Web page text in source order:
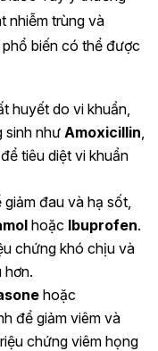
nhiễm trùng và
biến có thể được
huyết do vi khuẩn,
sinh như Amoxicillin,
để tiêu diệt vi khuẩn
giảm đau và hạ sốt,
hoặc Ibuprofen.
chứng khó chịu và
hơn.
hoặc
để giảm viêm và
chứng viêm họng